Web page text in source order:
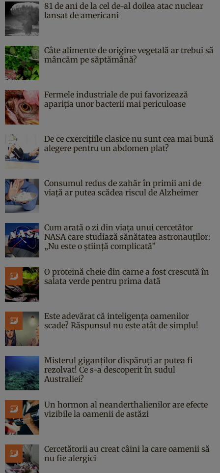
81 de ani de la cel de-al doilea atac nuclear
lansat de americani
Câte alimente de origine vegetală ar trebui să
mâncăm pe săptămână?
Fermele industriale de pui favorizează
apariția unor bacterii mai periculoase
De ce cxercițiile clasice nu sunt cea mai bună
alegere pentru un abdomen plat?
Consumul redus de zahăr în primii ani de
viață ar putea scădea riscul de Alzheimer
Cum arată o zi din viața unui cercetător
NASA care studiază sănătatea astronauților:
„Nu este o știință complicată”
O proteină cheie din carne a fost crescută în
salata verde pentru prima dată
Este adevărat că inteligența oamenilor
scade? Răspunsul nu este atât de simplu!
Misterul giganților dispăruți ar putea fi
rezolvat! Ce s-a descoperit în sudul
Australiei?
Un hormon al neanderthalienilor are efecte
vizibile la oamenii de astăzi
Cercetătorii au creat câini la care oamenii să
nu fie alergici